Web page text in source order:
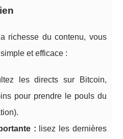
richesse du contenu, vous
et efficace :
les directs sur Bitcoin,
pour prendre le pouls du
: lisez les dernières